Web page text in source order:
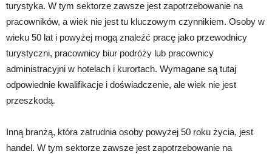
turystyka. W tym sektorze zawsze jest zapotrzebowanie na
pracowników, a wiek nie jest tu kluczowym czynnikiem. Osoby w
wieku 50 lat i powyżej mogą znaleźć pracę jako przewodnicy
turystyczni, pracownicy biur podróży lub pracownicy
administracyjni w hotelach i kurortach. Wymagane są tutaj
odpowiednie kwalifikacje i doświadczenie, ale wiek nie jest
przeszkodą.
Inną branżą, która zatrudnia osoby powyżej 50 roku życia, jest
handel. W tym sektorze zawsze jest zapotrzebowanie na